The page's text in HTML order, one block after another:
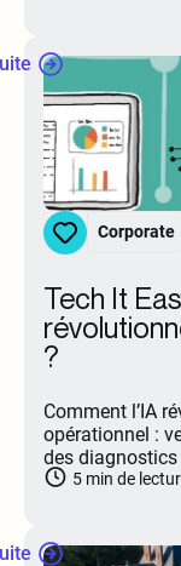
Corporate
Tech It
?
Comment l’IA
opérationnel :
des
5 min de